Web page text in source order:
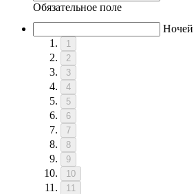
Обязательное поле
Ночей
1
2
3
4
5
6
7
8
9
10
11